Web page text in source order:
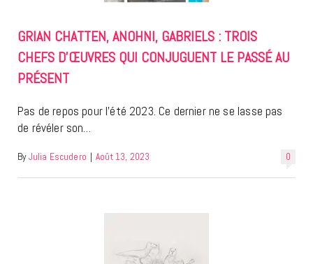
GRIAN CHATTEN, ANOHNI, GABRIELS : TROIS
CHEFS D’ŒUVRES QUI CONJUGUENT LE PASSÉ AU
PRÉSENT
Pas de repos pour l’été 2023. Ce dernier ne se lasse pas
de révéler son…
0
By Julia Escudero | Août 13, 2023